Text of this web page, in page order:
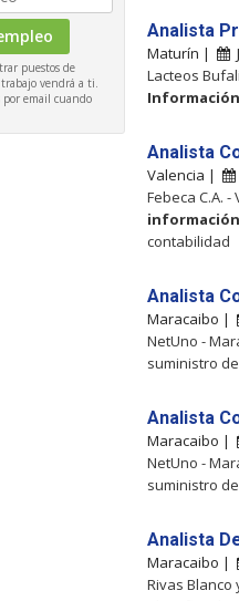
puestos de
vendrá a ti.
por email cuando
Analista
Maturín |
Lacteos
Información
Analista
Valencia |
Febeca C.A.
información
contabilidad
Analista
Maracaibo |
NetUno -
suministro de
Analista
Maracaibo |
NetUno -
suministro de
Analista
Maracaibo |
Rivas Blanco